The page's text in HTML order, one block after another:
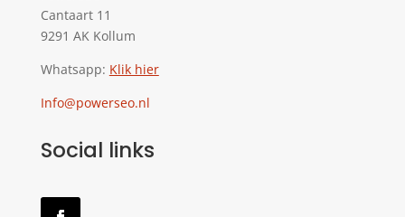
Cantaart 11
9291 AK Kollum
Whatsapp: Klik hier
Info@powerseo.nl
Social links